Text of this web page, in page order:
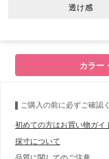
透け感
カラー
ご購入の前に必ずご確認
初めての方はお買い物ガイ
採寸について